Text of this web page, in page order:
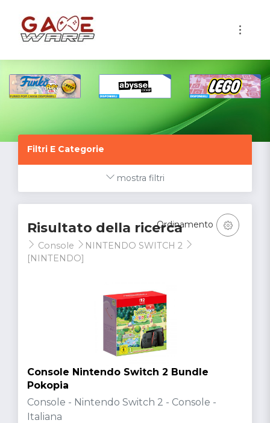
Filtri E Categorie
mostra filtri
Risultato della ricerca
Console
NINTENDO SWITCH 2
[NINTENDO]
Ordinamento
Console Nintendo Switch 2 Bundle
Pokopia
Console - Nintendo Switch 2 - Console -
Italiana